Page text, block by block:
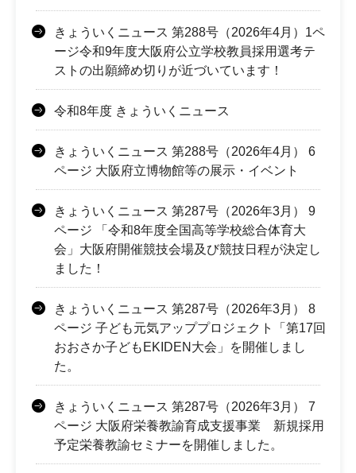
きょういくニュース 第288号（2026年4月）1ペ
ージ令和9年度大阪府公立学校教員採用選考テ
ストの出願締め切りが近づいています！
令和8年度 きょういくニュース
きょういくニュース 第288号（2026年4月） 6
ページ 大阪府立博物館等の展示・イベント
きょういくニュース 第287号（2026年3月） 9
ページ 「令和8年度全国高等学校総合体育大
会」大阪府開催競技会場及び競技日程が決定し
ました！
きょういくニュース 第287号（2026年3月） 8
ページ 子ども元気アッププロジェクト「第17回
おおさか子どもEKIDEN大会」を開催しまし
た。
きょういくニュース 第287号（2026年3月） 7
ページ 大阪府栄養教諭育成支援事業 新規採用
予定栄養教諭セミナーを開催しました。